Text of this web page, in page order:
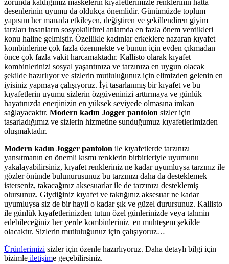
zorunda kaldığımız maskelerin kıyafetlerimizle renklerinin hatta
desenlerinin uyumu da oldukça önemlidir. Günümüzde toplum
yapısını her manada etkileyen, değiştiren ve şekillendiren giyim
tarzları insanların sosyokültürel anlamda en fazla önem verdikleri
konu haline gelmiştir. Özellikle kadınlar erkeklere nazaran kıyafet
kombinlerine çok fazla özenmekte ve bunun için evden çıkmadan
önce çok fazla vakit harcamaktadır. Kallisto olarak kıyafet
kombinlerinizi sosyal yaşantınıza ve tarzınıza en uygun olacak
şekilde hazırlıyor ve sizlerin mutluluğunuz için elimizden gelenin en
iyisiniz yapmaya çalışıyoruz. İyi tasarlanmış bir kıyafet ve bu
kıyafetlerin uyumu sizlerin özgüveninizi arttırmaya ve günlük
hayatınızda enerjinizin en yüksek seviyede olmasına imkan
sağlayacaktır. Modern kadın Jogger pantolon sizler için
tasarladığımız ve sizlerin hizmetine sunduğumuz kıyafetlerimizden
oluşmaktadır.
Modern kadın Jogger pantolon ile kıyafetlerde tarzınızı
yansıtmanın en önemli kısmı renklerin birbirleriyle uyumunu
yakalayabilirsiniz, kıyafet renkleriniz ne kadar uyumluysa tarzınız ile
gözler önünde bulunurusunuz bu tarzınızı daha da desteklemek
isterseniz, takacağınız aksesuarlar ile de tarzınızı desteklemiş
olursunuz. Giydiğiniz kıyafet ve taktığınız aksesuar ne kadar
uyumluysa siz de bir hayli o kadar şık ve güzel durursunuz. Kallisto
ile günlük kıyafetlerinizden tutun özel günlerinizde veya tahmin
edebileceğiniz her yerde kombinleriniz en muhteşem şekilde
olacaktır. Sizlerin mutluluğunuz için çalışıyoruz…
Ürünlerimizi sizler için özenle hazırlıyoruz. Daha detaylı bilgi için
bizimle iletişime geçebilirsiniz.